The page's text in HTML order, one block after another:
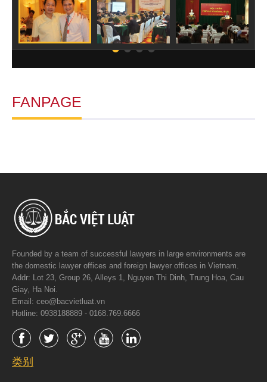
FANPAGE
Founded by a team of successful lawyers in large environments are
the domestic lawyer offices and foreign lawyer offices in Vietnam.
Addr: Lot 23, Group 26, Alleys 1, Nguyen Thi Dinh, Trung Hoa, Cau
Giay, Ha Noi.
Email: ceo@bacvietluat.vn
Hotline: 0938188889 - 0168.769.6666
类别